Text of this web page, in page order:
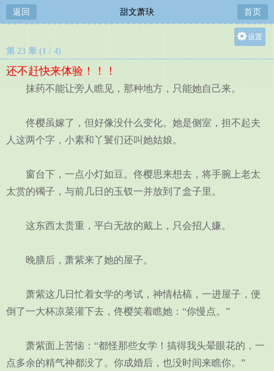
返回 甜文萧玦 首页
设置
第 23 章 (1 / 4)
还不赶快来体验！！！
抹药不能让旁人瞧见，那种地方，只能她自己来。
佟樱虽嫁了，但好像没什么变化。她是侧室，担不起夫
人这两个字，小素和丫鬟们还叫她姑娘。
窗台下，一点小灯如豆。佟樱思来想去，将手腕上老太
太赏的镯子，与前几日的玉钗一并放到了盒子里。
这东西太贵重，平白无故的戴上，只会招人嫌。
晚膳后，萧紫来了她的屋子。
萧紫这几日忙着女学的考试，神情枯槁，一进屋子，便
倒了一大杯凉菜灌下去，佟樱笑着瞧她：“你慢点。”
萧紫面上苦恼：“都怪那些女学！搞得我头晕眼花的，一
点多余的精气神都没了。你成婚后，也没时间来瞧你。”